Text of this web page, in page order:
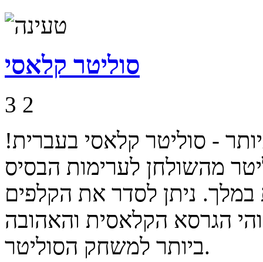
סוליטר קלאסי
3 2
- סוליטר קלאסי בעברית!
מהשולחן לערימות הבסיס
ניתן לסדר את הקלפים
הגרסא הקלאסית והאהובה
ביותר למשחק הסוליטר.